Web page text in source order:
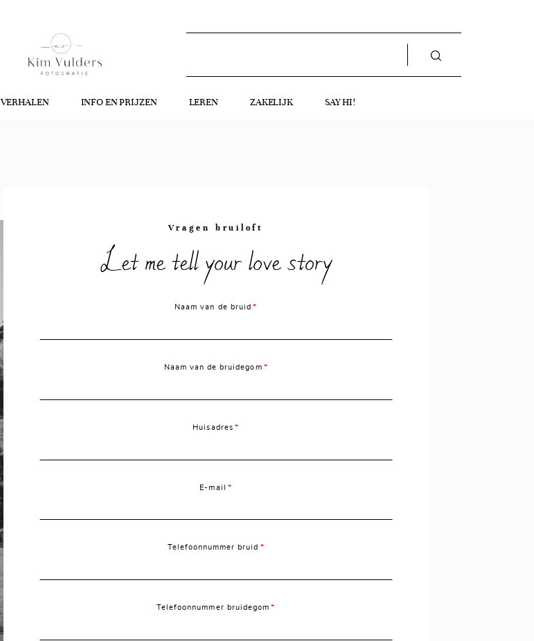
VERHALEN INFO EN PRIJZEN LEREN ZAKELIJK SAY HI!
Vragen bruiloft
Let me tell your love story
Naam van de bruid
Naam van de bruidegom
Huisadres
E-mail
Telefoonnummer bruid
Telefoonnummer bruidegom